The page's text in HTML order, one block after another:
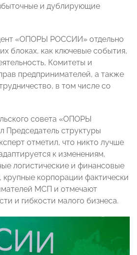
и дублирующие
«ОПОРЫ РОССИИ» отдельно
блоках, как ключевые события,
Комитеты и
предпринимателей, а также
в том числе со
совета «ОПОРЫ
Председатель структуры
отметил, что никто лучше
к изменениям,
логистические и финансовые
крупные корпорации фактически
МСП и отмечают
и гибкости малого бизнеса.